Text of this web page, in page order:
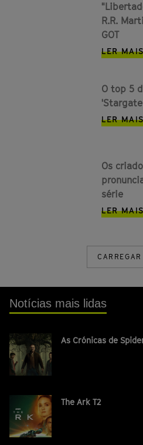
R.R.
GOT
LER
O top 5
LER
Os
série
LER
Notícias mais lidas
As Crónicas de
The Ark T2